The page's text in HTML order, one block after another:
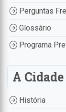
Perguntas
Glossário
Programa
A Cidade
História